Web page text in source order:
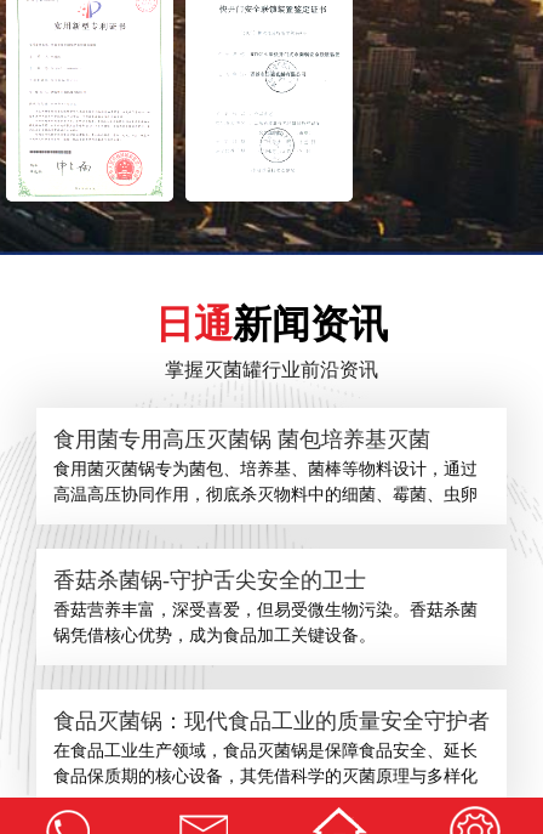
日通新闻资讯
掌握灭菌罐行业前沿资讯
食用菌专用高压灭菌锅 菌包培养基灭菌
食用菌灭菌锅专为菌包、培养基、菌棒等物料设计，通过
高温高压协同作用，彻底杀灭物料中的细菌、霉菌、虫卵
香菇杀菌锅-守护舌尖安全的卫士
​香菇营养丰富，深受喜爱，但易受微生物污染。香菇杀菌
锅凭借核心优势，成为食品加工关键设备。
食品灭菌锅：现代食品工业的质量安全守护者
在食品工业生产领域，食品灭菌锅是保障食品安全、延长
食品保质期的核心设备，其凭借科学的灭菌原理与多样化